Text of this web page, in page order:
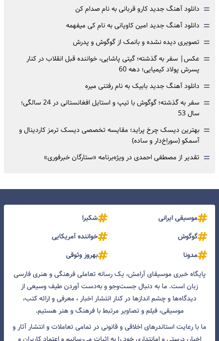
= دانلود آهنگ جدید کارو قربانی به نام صدام کن
= دانلود آهنگ جدید امین کاویانی به نام کی میفهمه
= تصویری دیده نشده و بانمک از گوگوش و پدرش
= عکس| سفر به گذشته؛ گیتی پاشایی، خواننده قبل انقلاب در کنار
پسرش پولاد کیمیایی؛ دهه 60
= دانلود آهنگ جدید بابیک به نام رفتنی میره
=
سفر به گذشته؛ گوگوش با تیپ و استایل افغانستانی در 24 سالگی؛
سال 53
= بهترین دیسک چرخ پراید؛ مقایسه تخصصی دیسک ترمز کاردینال و
آسمکو (سوراخ‌دار و ساده)
= تقدیر از مصطفی احمدی در ویژه‌برنامه «ستارگان خبرفوری»
موسیقی ایرانی
شکیرا
گوگوش
خواننده آمریکایی
مدونا
بهروز وثوقی
پایگاه خبری موسیقای آرامش، یک رسانه تعاملی فرهنگی و هنری فارسی
زبان است. ما به دنبال جست‌و‌جو و به‌دست آوردن طیف وسیعی از
دیدگاه‌ها و چشم انداز‌ها در کنار انتشار اخبار ، معرفی و ارائه کتب،
موسیقی، فیلم و تصاویر مرتبط با فرهنگ و هنر هستیم.
ما با رعایت استاندرهای اخلاقی و قانونی در تمامی تعاملات و انتشار آثار و